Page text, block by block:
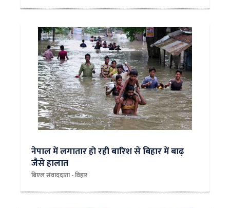
नेपाल में लगातार हो रही बारिश से बिहार में बाढ़
जैसे हालात
बिएल संवाददाता - विहार